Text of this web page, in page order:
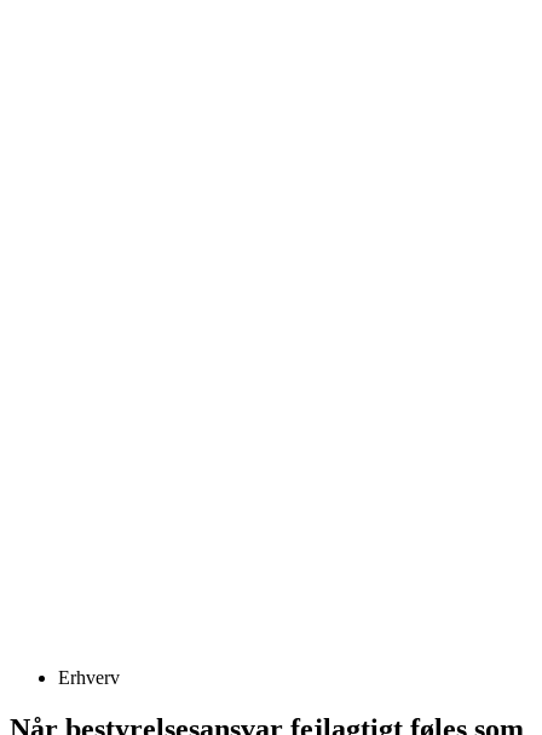
Erhverv
Når bestyrelsesansvar fejlagtigt føles som